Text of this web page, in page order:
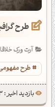
طرح
آرت ورک
طرح
بازدید اخیر : 3